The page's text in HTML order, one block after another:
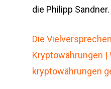
die Philipp Sandner.
Die
Kryptowährungen |
kryptowährungen